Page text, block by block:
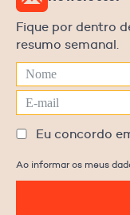
Fique por dentro
resumo semanal.
Eu concordo
Ao informar os meus